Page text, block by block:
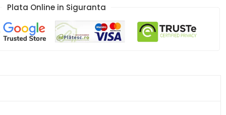
Plata Online in Siguranta​